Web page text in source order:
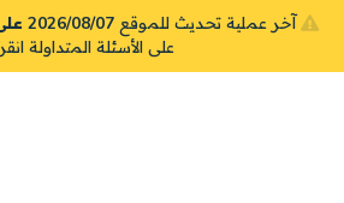
آخر عملية تحديث للموقع 2026/08/07 على الساعة 16:31
على الأسئلة المتداولة انقر